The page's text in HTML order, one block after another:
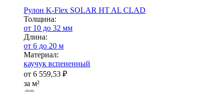
Рулон K-Flex SOLAR HT AL CLAD
Тол­щи­на:
от 10 до 32 мм
Длина:
от 6 до 20 м
Ма­­те­­ри­­ал:
каучук вспененный
от 6 559,53 ₽
за м²